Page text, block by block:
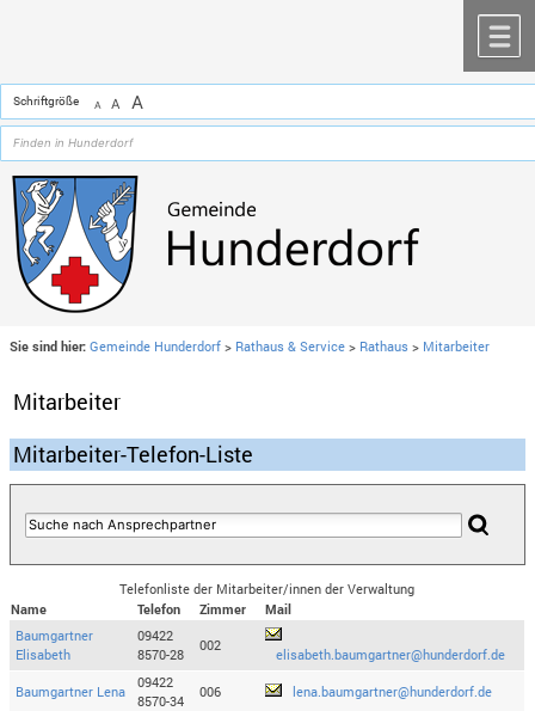
Schriftgröße A A A
Sie sind hier: Gemeinde Hunderdorf > Rathaus & Service > Rathaus > Mitarbeiter
Mitarbeiter
Mitarbeiter-Telefon-Liste
Telefonliste der Mitarbeiter/innen der Verwaltung
Name
Telefon Zimmer
Mail
Baumgartner
Elisabeth
09422
8570-28
002
elisabeth.baumgartner@hunderdorf.de
Baumgartner Lena
09422
8570-34
006 lena.baumgartner@hunderdorf.de